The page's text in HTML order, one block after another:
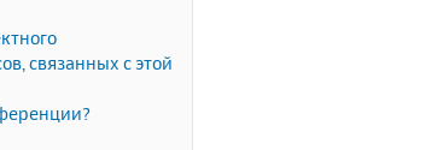
связанных с этой